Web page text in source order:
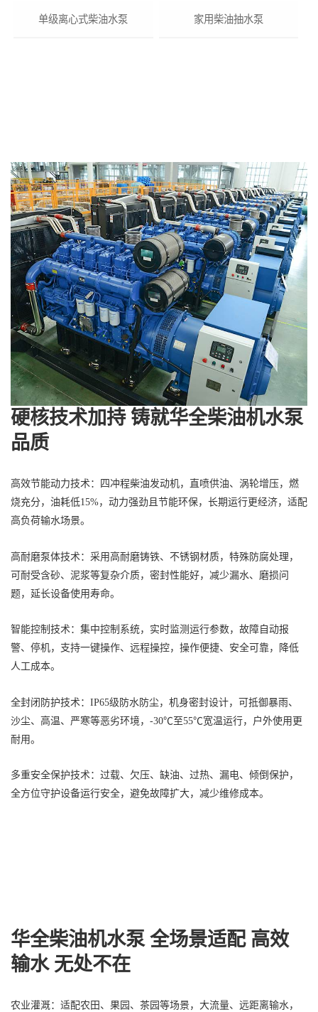
单级离心式柴油水泵 家用柴油抽水泵
硬核技术加持 铸就华全柴油机水泵
品质
高效节能动力技术：四冲程柴油发动机，直喷供油、涡轮增压，燃
烧充分，油耗低15%，动力强劲且节能环保，长期运行更经济，适配
高负荷输水场景。
高耐磨泵体技术：采用高耐磨铸铁、不锈钢材质，特殊防腐处理，
可耐受含砂、泥浆等复杂介质，密封性能好，减少漏水、磨损问
题，延长设备使用寿命。
智能控制技术：集中控制系统，实时监测运行参数，故障自动报
警、停机，支持一键操作、远程操控，操作便捷、安全可靠，降低
人工成本。
全封闭防护技术：IP65级防水防尘，机身密封设计，可抵御暴雨、
沙尘、高温、严寒等恶劣环境，-30℃至55℃宽温运行，户外使用更
耐用。
多重安全保护技术：过载、欠压、缺油、过热、漏电、倾倒保护，
全方位守护设备运行安全，避免故障扩大，减少维修成本。
华全柴油机水泵 全场景适配 高效
输水 无处不在
农业灌溉：适配农田、果园、茶园等场景，大流量、远距离输水，